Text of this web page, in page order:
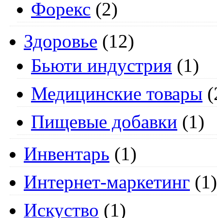
Форекс (2)
Здоровье (12)
Бьюти индустрия (1)
Медицинские товары
Пищевые добавки (1)
Инвентарь (1)
Интернет-маркетинг (1)
Искуство (1)